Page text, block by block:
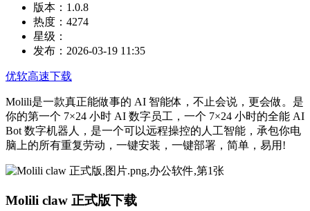
版本： 1.0.8
热度： 4274
星级：
发布： 2026-03-19 11:35
优软高速下载
Molili是一款真正能做事的 AI 智能体，不止会说，更会做。是
你的第一个 7×24 小时 AI 数字员工，一个 7×24 小时的全能 AI
Bot 数字机器人，是一个可以远程操控的人工智能，承包你电
脑上的所有重复劳动，一键安装，一键部署，简单，易用!
Molili claw 正式版下载